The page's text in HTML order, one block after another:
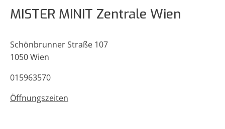
MISTER MINIT Zentrale Wien
Schönbrunner Straße 107
1050 Wien
015963570
Öffnungszeiten